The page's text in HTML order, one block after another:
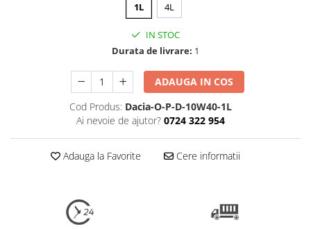
1L 4L
IN STOC
Durata de livrare: 1
ADAUGA IN COS
Cod Produs: Dacia-O-P-D-10W40-1L
Ai nevoie de ajutor? 0724 322 954
Adauga la Favorite Cere informatii